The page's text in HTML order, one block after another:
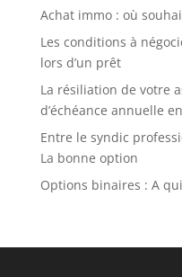
Achat immo : où
Les conditions à
lors d’un prêt
La résiliation de votre
d’échéance annuelle
Entre le syndic
La bonne option
Options binaires : A